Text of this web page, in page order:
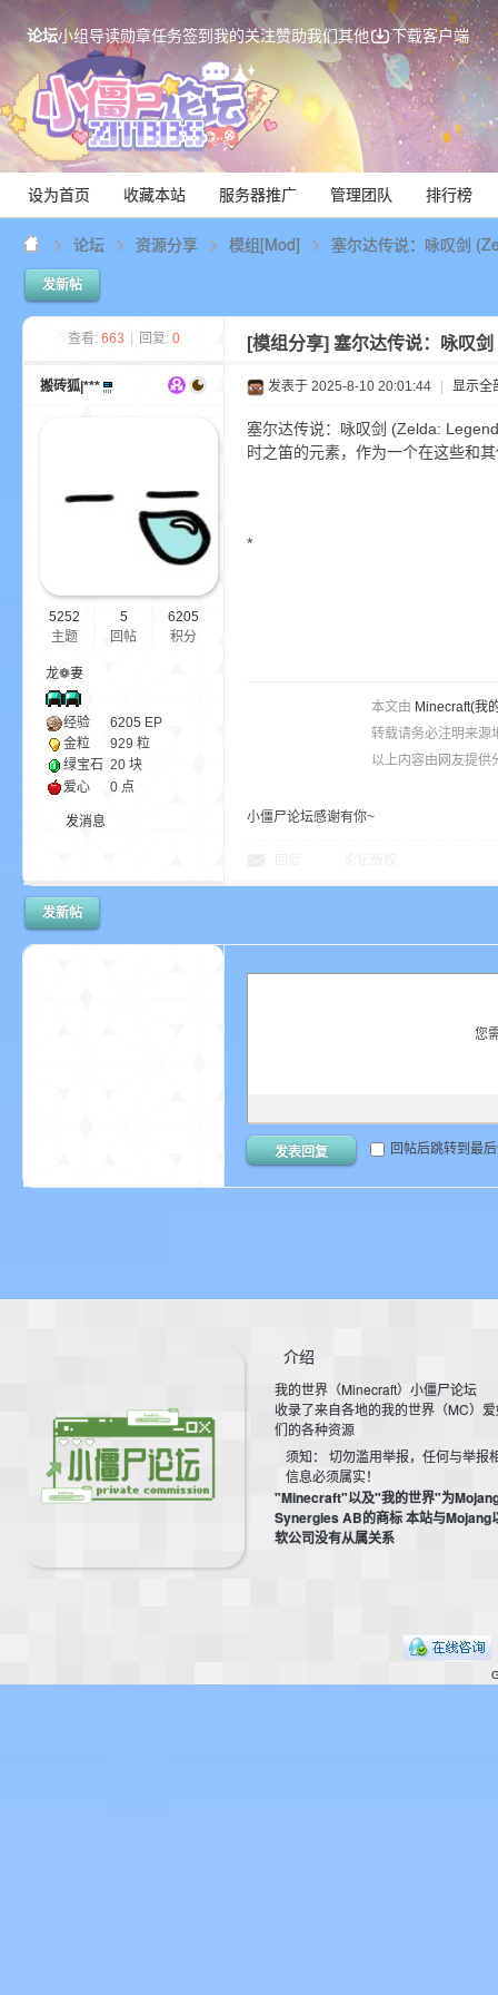
论坛小组导读勋章任务签到我的关注赞助我们其他 下载客户端
设为首页 收藏本站 服务器推广 管理团队 排行榜
论坛 资源分享 模组[Mod] 塞尔达传说：咏叹剑
发新帖
查看: 663 回复: 0 [模组分享] 塞尔达传说：咏叹
搬砖狐|***
5252
主题
5
回帖
6205
积分
龙❁妻
经验 6205 EP
金粒
929 粒
绿宝石 20 块
爱心
0 点
发消息
发表于 2025-8-10 20:01:44 显示全
塞尔达传说：咏叹剑 (Zelda:
时之笛的元素，作为一个在这些和
*
本文由 Minecraft(我
转载请务必注明来源
以上内容由网友提供
小僵尸论坛感谢有你~
发新帖
您
发表回复 回帖后跳转到最
介绍
我的世界（Minecraft）小僵尸论坛
收录了来自各地的我的世界（MC）
们的各种资源
须知： 切勿滥用举报，任何与举报
信息必须属实！
"Minecraft"以及"我的世界"为
Synergies AB的商标 本站与Mojang
软公司没有从属关系